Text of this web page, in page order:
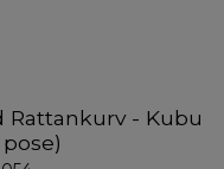
Rattankurv - Kubu